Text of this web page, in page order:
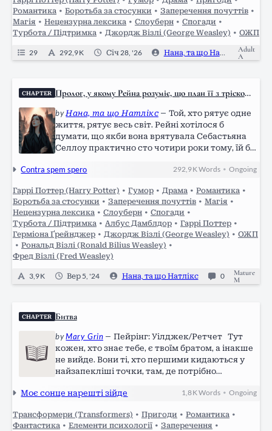
способом і…
Романтика • Боротьба за стосунки • Заперечення почуттів •
Магія • Нецензурна лексика • Слоуберн • Спогади •
Турбота / Підтримка • Джордж Візлі (George Weasley) • ОЖП
29 292,9 K Січ 28, '26 Нана, та що Натлікс
Adult
A
CHAPTER Пролог, у якому Рейна розуміє, що план її з тріском
провалився.
byНана, та що Натлікс— Той, хто рятує одне
життя, рятує весь світ. Рейні хотілося б
думати, що якби вона врятувала Себастьяна
Селлоу практично сто чотири роки тому, їй би
зникнення чарівного світу. Якби вона не
приєднавшись до…
Contra spem spero 292,9 KWords •Ongoing
Гаррі Поттер (Harry Potter) • Гумор • Драма • Романтика •
Боротьба за стосунки • Заперечення почуттів • Магія •
Нецензурна лексика • Слоуберн • Спогади •
Турбота / Підтримка • Албус Дамблдор • Гаррі Поттер •
Герміона Ґрейнджер • Джордж Візлі (George Weasley) • ОЖП
• Рональд Візлі (Ronald Bilius Weasley) •
Фред Візлі (Fred Weasley)
3,9 K Вер 5, '24 Нана, та що Натлікс 0
Mature
M
CHAPTER Битва
byMary_Grin — Пейрінг: Уілджек/Ретчет Тут
кожен, хто знає тебе, є твоїм братом, а інакше
не вийде. Вони ті, хто першими кидаються у
найзапекліші точки, там, де потрібно
безумців, часом із додатковим плюсом для
Моє сонце нарешті зійде 1,8 KWords •Ongoing
Трансформери (Transformers) • Пригоди • Романтика •
Фантастика • Елементи психології • Заперечення •